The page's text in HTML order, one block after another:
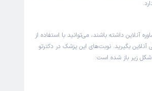
آنلاین داشته باشند، می‌توانید با استفاده از
بگیرید. نوبت‌های این پزشک در دکترتو
شکل زیر باز شده است: